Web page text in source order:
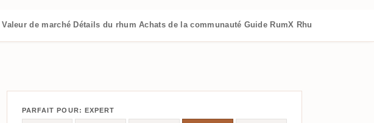
Valeur de marché Détails du rhum Achats de la communauté Guide RumX Rhums similaires
PARFAIT POUR: EXPERT